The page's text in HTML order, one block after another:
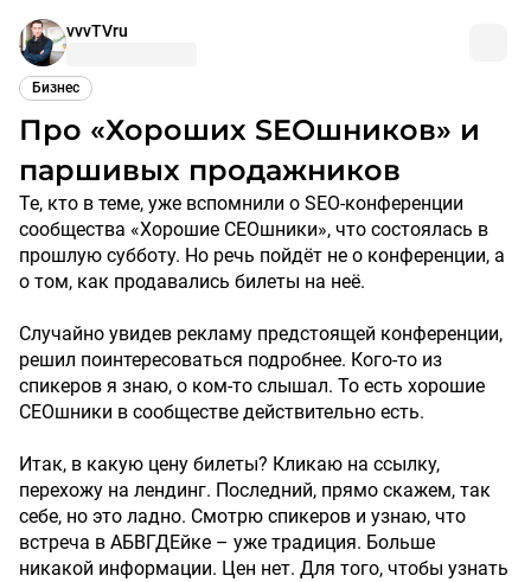
vvvTVru
Бизнес
Про «Хороших SEOшников» и
паршивых продажников
Те, кто в теме, уже вспомнили о SEO-конференции
сообщества «Хорошие СЕОшники», что состоялась в
прошлую субботу. Но речь пойдёт не о конференции, а
о том, как продавались билеты на неё.
Случайно увидев рекламу предстоящей конференции,
решил поинтересоваться подробнее. Кого-то из
спикеров я знаю, о ком-то слышал. То есть хорошие
СЕОшники в сообществе действительно есть.
Итак, в какую цену билеты? Кликаю на ссылку,
перехожу на лендинг. Последний, прямо скажем, так
себе, но это ладно. Смотрю спикеров и узнаю, что
встреча в АБВГДЕйке – уже традиция. Больше
никакой информации. Цен нет. Для того, чтобы узнать